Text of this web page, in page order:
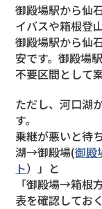
御殿場駅から仙
イバスや箱根登
御殿場駅から仙
安です。御殿場
不要区間として
ただし、河口湖
す。
乗継が悪いと待
湖→御殿場(御殿
ト）」と
「御殿場→箱根
表を確認してお